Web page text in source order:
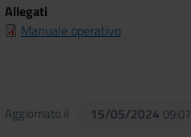
Allegati
Manuale operativo
Aggiornato il 15/05/2024 09:07